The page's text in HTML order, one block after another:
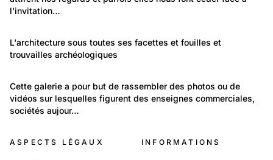
l'invitation…
Lieux: International
Architecture / Archéologie
L'architecture sous toutes ses facettes et fouilles et
trouvailles archéologiques
Travail et Economie: Commerce et artisanat
Les enseignes commerciales
Cette galerie a pour but de rassembler des photos ou de
vidéos sur lesquelles figurent des enseignes commerciales,
sociétés aujour…
ASPECTS LÉGAUX INFORMATIONS